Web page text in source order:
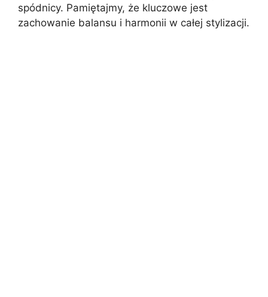
spódnicy. Pamiętajmy, że kluczowe jest
zachowanie balansu i harmonii w całej stylizacji.